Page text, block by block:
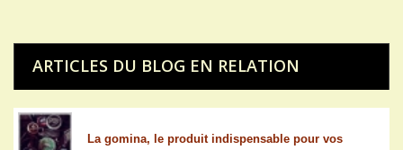
ARTICLES DU BLOG EN RELATION
La gomina, le produit indispensable pour vos